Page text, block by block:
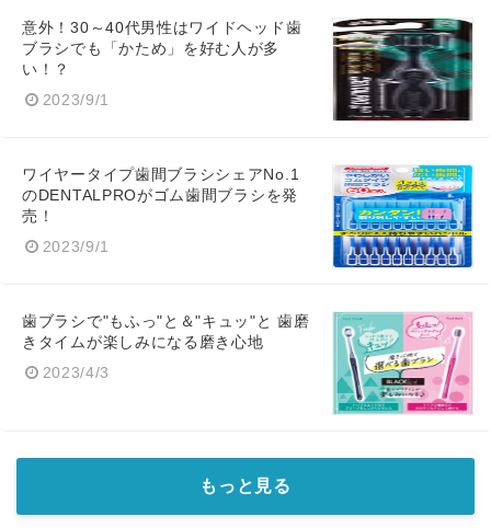
意外！30～40代男性はワイドヘッド歯
ブラシでも「かため」を好む人が多
い！？
2023/9/1
ワイヤータイプ歯間ブラシシェアNo.1
のDENTALPROがゴム歯間ブラシを発
売！
2023/9/1
歯ブラシで"もふっ"と＆"キュッ"と 歯磨
きタイムが楽しみになる磨き心地
2023/4/3
もっと見る